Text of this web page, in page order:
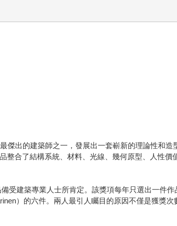
傑出的建築師之一，發展出一套嶄新的理論性和造
合了結構系統、材料、光線、幾何原型、人性價
受建築專業人士所肯定。該獎項每年只選出一件作
）的六件。兩人最引人矚目的原因不僅是獲獎次